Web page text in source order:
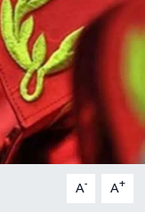
A- A+